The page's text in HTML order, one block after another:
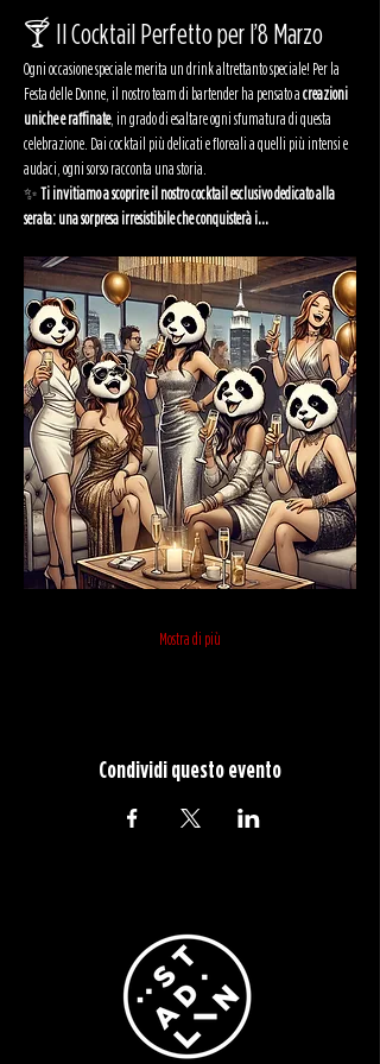
🍸 Il Cocktail Perfetto per l’8 Marzo
Ogni occasione speciale merita un drink altrettanto speciale! Per la
Festa delle Donne, il nostro team di bartender ha pensato a creazioni
uniche e raffinate, in grado di esaltare ogni sfumatura di questa
celebrazione. Dai cocktail più delicati e floreali a quelli più intensi e
audaci, ogni sorso racconta una storia.
✨ Ti invitiamo a scoprire il nostro cocktail esclusivo dedicato alla
serata: una sorpresa irresistibile che conquisterà i…
Mostra di più
Condividi questo evento